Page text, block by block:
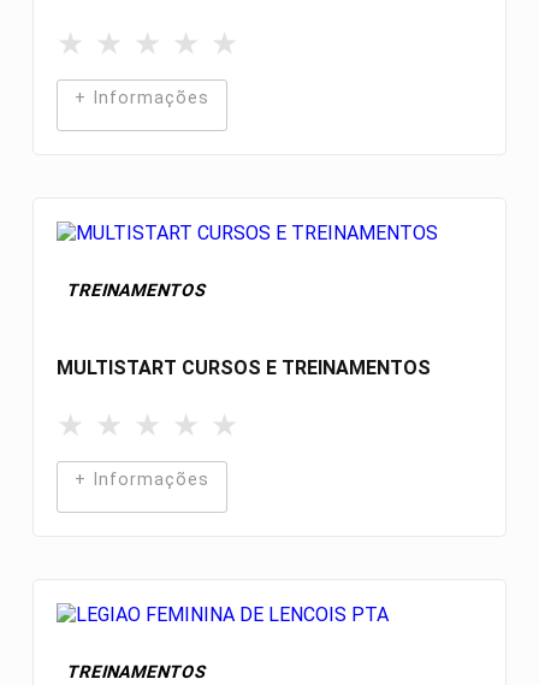
★ ★ ★ ★ ★
+ Informações
TREINAMENTOS
MULTISTART CURSOS E TREINAMENTOS
★ ★ ★ ★ ★
+ Informações
TREINAMENTOS